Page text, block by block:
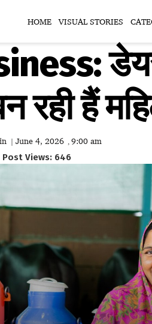
HOME VISUAL STORIES
रही हैं
| June 4, 2026 , 9:00 am
Post Views: 646